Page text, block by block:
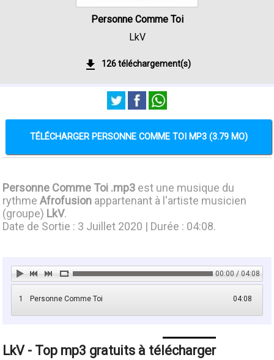
Personne Comme Toi
LkV
126 téléchargement(s)
TÉLÉCHARGER PERSONNE COMME TOI MP3 (3.79 MO)
Personne Comme Toi .mp3 est une musique du
rythmeAfrofusion appartenant à l'artiste musicien
(groupe) LkV.
Date de Sortie : 3 Juillet 2020 | Durée : 04:08.
00:00 / 04:08
1 04:08
Personne Comme Toi
LkV - Top mp3 gratuits à télécharger